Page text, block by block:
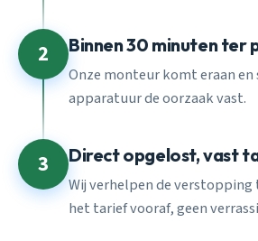
2 Binnen 30 minuten ter
Onze monteur komt eraan
apparatuur de oorzaak vast.
3 Direct opgelost, vast
Wij verhelpen de
het tarief vooraf, geen